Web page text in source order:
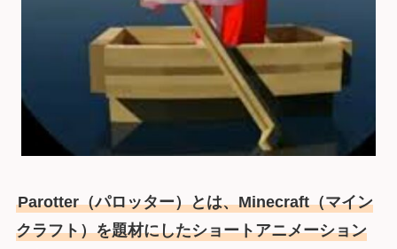
Parotter（パロッター）とは、Minecraft（マイン
クラフト）を題材にしたショートアニメーション